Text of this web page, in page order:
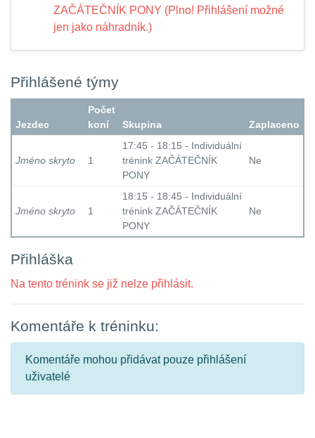
ZAČÁTEČNÍK PONY (Plno! Přihlášení možné
jen jako náhradník.)
Přihlášené týmy
Jezdec
Počet
koní
Skupina Zaplaceno
Jméno skryto 1
17:45 - 18:15 - Individuální
trénink ZAČÁTEČNÍK
PONY
Ne
Jméno skryto 1
18:15 - 18:45 - Individuální
trénink ZAČÁTEČNÍK
PONY
Ne
Přihláška
Na tento trénink se již nelze přihlásit.
Komentáře k tréninku:
Komentáře mohou přidávat pouze přihlášení
uživatelé